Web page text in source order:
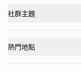
社群主題
熱門地點